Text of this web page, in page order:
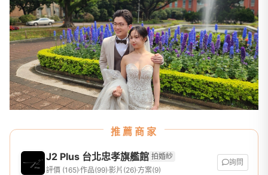
推薦商家
J2 Plus 台北忠孝旗艦館 拍婚紗
評價 (165) 作品(99) 影片(26) 方案(9)
詢問